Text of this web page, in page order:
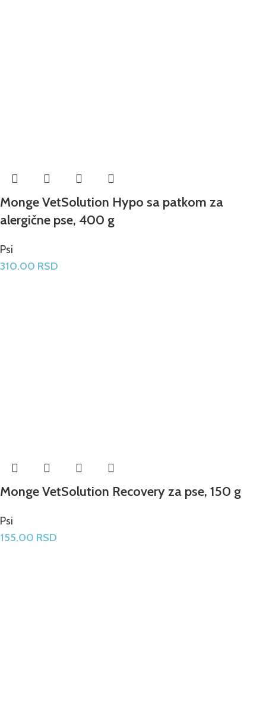
Monge VetSolution Hypo sa patkom za
alergične pse, 400 g
Psi
310.00 RSD
Monge VetSolution Recovery za pse, 150 g
Psi
155.00 RSD